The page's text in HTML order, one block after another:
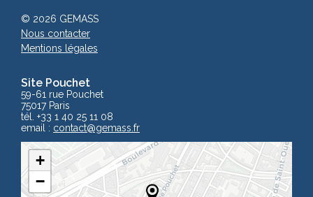
Site Pouchet
59-61 rue Pouchet
75017 Paris
tél. +33 1 40 25 11 08
email : contact@gemass.fr
+
−
© 2026 GEMASS
Nous contacter
Mentions légales